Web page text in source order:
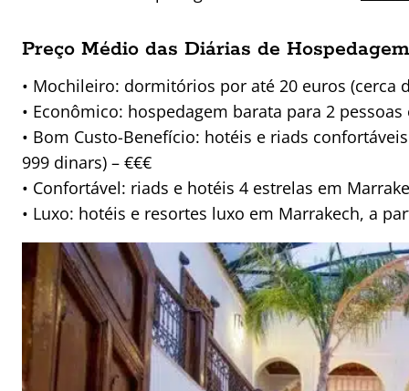
Preço Médio das Diárias de
• Mochileiro: dormitórios por até 20 euros (cerca
• Econômico: hospedagem barata para 2
• Bom Custo-Benefício: hotéis e riads
999 dinars) – €€€
• Confortável: riads e hotéis 4 estrelas em
• Luxo: hotéis e resortes luxo em Marrakech, a